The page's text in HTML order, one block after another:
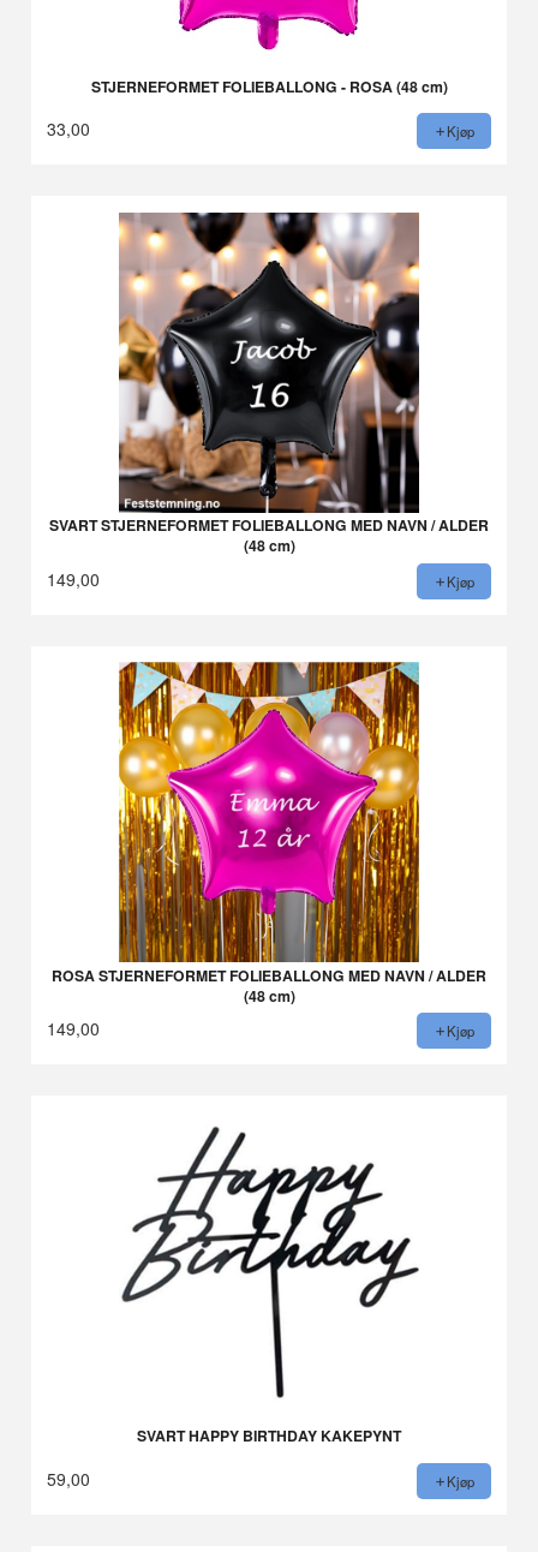
STJERNEFORMET FOLIEBALLONG - ROSA (48 cm)
33,00 Kjøp
SVART STJERNEFORMET FOLIEBALLONG MED NAVN / ALDER
(48 cm)
149,00 Kjøp
ROSA STJERNEFORMET FOLIEBALLONG MED NAVN / ALDER
(48 cm)
149,00 Kjøp
SVART HAPPY BIRTHDAY KAKEPYNT
59,00 Kjøp